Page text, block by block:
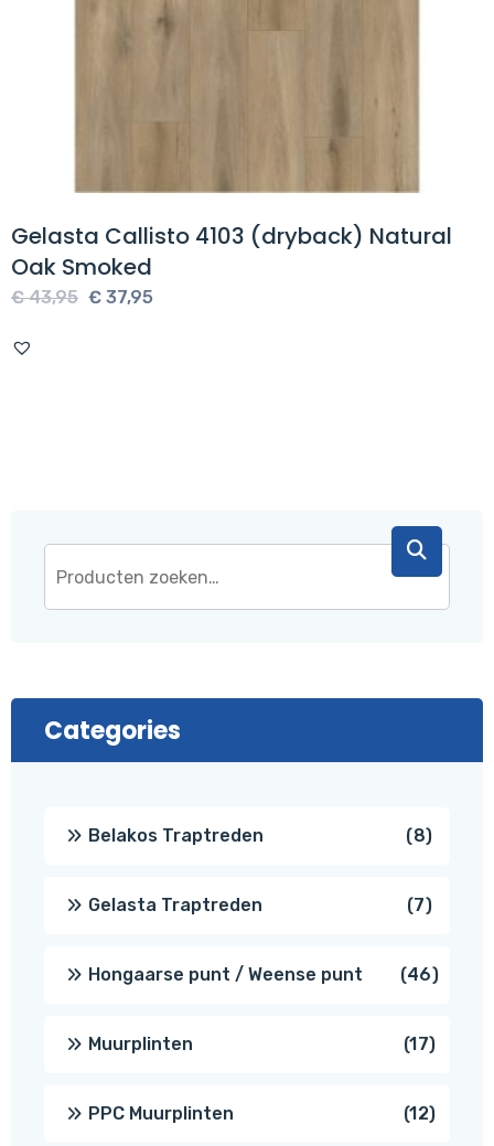
Gelasta Callisto 4103 (dryback) Natural
Oak Smoked
€43,95 Oorspronkelijke
€ 37,95
Categories
Belakos Traptreden 88
Gelasta Traptreden 77
Hongaarse punt / Weense punt 4646
Muurplinten 1717
PPC Muurplinten 1212